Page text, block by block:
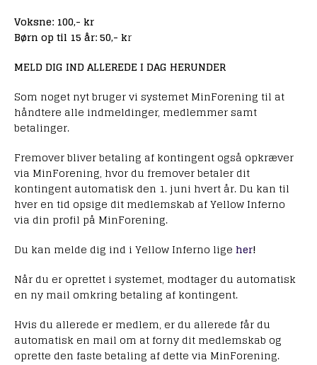
Voksne: 100,- kr
Børn op til 15 år: 50,- kr
MELD DIG IND ALLEREDE I DAG HERUNDER
Som noget nyt bruger vi systemet MinForening til at
håndtere alle indmeldinger, medlemmer samt
betalinger.
Fremover bliver betaling af kontingent også opkræver
via MinForening, hvor du fremover betaler dit
kontingent automatisk den 1. juni hvert år. Du kan til
hver en tid opsige dit medlemskab af Yellow Inferno
via din profil på MinForening.
Du kan melde dig ind i Yellow Inferno lige her!
Når du er oprettet i systemet, modtager du automatisk
en ny mail omkring betaling af kontingent.
Hvis du allerede er medlem, er du allerede får du
automatisk en mail om at forny dit medlemskab og
oprette den faste betaling af dette via MinForening.